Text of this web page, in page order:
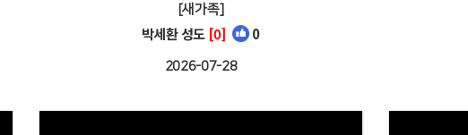
[새가족]
박세환 성도 [0] 0
2026-07-28